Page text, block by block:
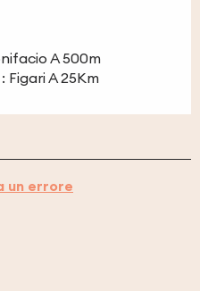
A 500m
A 25Km
un errore